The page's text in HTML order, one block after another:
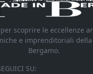
scoprire le eccellenze
e imprenditoriali
Bergamo.
SU: